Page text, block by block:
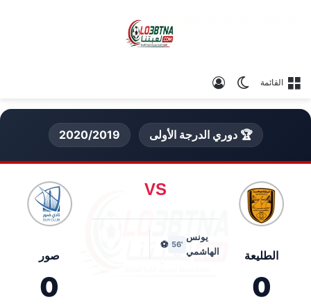
القائمة الوضع المظلم
🏆 دوري الدرجة الأولى 2020/2019
الطليعة
0
VS
يونس
الهاشمي
'56
⚽
صور
0